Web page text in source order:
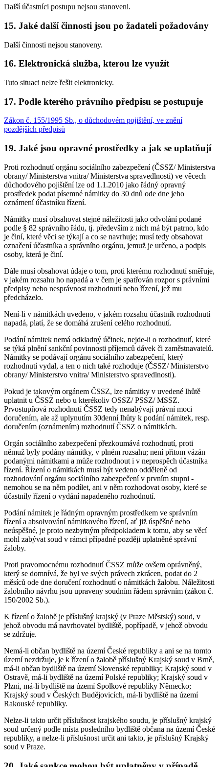
Další účastníci postupu nejsou stanoveni.
15. Jaké další činnosti jsou po žadateli požadovány
Další činnosti nejsou stanoveny.
16. Elektronická služba, kterou lze využít
Tuto situaci nelze řešit elektronicky.
17. Podle kterého právního předpisu se postupuje
Zákon č. 155/1995 Sb., o důchodovém pojištění, ve znění
pozdějších předpisů
19. Jaké jsou opravné prostředky a jak se uplatňují
Proti rozhodnutí orgánu sociálního zabezpečení (ČSSZ/ Ministerstva
obrany/ Ministerstva vnitra/ Ministerstva spravedlnosti) ve věcech
důchodového pojištění lze od 1.1.2010 jako řádný opravný
prostředek podat písemné námitky do 30 dnů ode dne jeho
oznámení účastníku řízení.
Námitky musí obsahovat stejné náležitosti jako odvolání podané
podle § 82 správního řádu, tj. především z nich má být patrno, kdo
je činí, které věci se týkají a co se navrhuje; musí tedy obsahovat
označení účastníka a správního orgánu, jemuž je určeno, a podpis
osoby, která je činí.
Dále musí obsahovat údaje o tom, proti kterému rozhodnutí směřuje,
v jakém rozsahu ho napadá a v čem je spatřován rozpor s právními
předpisy nebo nesprávnost rozhodnutí nebo řízení, jež mu
předcházelo.
Není-li v námitkách uvedeno, v jakém rozsahu účastník rozhodnutí
napadá, platí, že se domáhá zrušení celého rozhodnutí.
Podání námitek nemá odkladný účinek, nejde-li o rozhodnutí, které
se týká plnění sankční povinnosti příjemců dávek či zaměstnavatelů.
Námitky se podávají orgánu sociálního zabezpečení, který
rozhodnutí vydal, a ten o nich také rozhoduje (ČSSZ/ Ministerstvo
obrany/ Ministerstvo vnitra/ Ministerstvo spravedlnosti).
Pokud je takovým orgánem ČSSZ, lze námitky v uvedené lhůtě
uplatnit u ČSSZ nebo u kterékoliv OSSZ/ PSSZ/ MSSZ.
Prvostupňová rozhodnutí ČSSZ tedy nenabývají právní moci
doručením, ale až uplynutím 30denní lhůty k podání námitek, resp.
doručením (oznámením) rozhodnutí ČSSZ o námitkách.
Orgán sociálního zabezpečení přezkoumává rozhodnutí, proti
němuž byly podány námitky, v plném rozsahu; není přitom vázán
podanými námitkami a může rozhodnout i v neprospěch účastníka
řízení. Řízení o námitkách musí být vedeno odděleně od
rozhodování orgánu sociálního zabezpečení v prvním stupni -
nemohou se na něm podílet, ani v něm rozhodovat osoby, které se
účastnily řízení o vydání napadeného rozhodnutí.
Podání námitek je řádným opravným prostředkem ve správním
řízení a absolvování námitkového řízení, ať již úspěšné nebo
neúspěšné, je proto nezbytným předpokladem k tomu, aby se věcí
mohl zabývat soud v rámci případné později uplatněné správní
žaloby.
Proti pravomocnému rozhodnutí ČSSZ může ovšem oprávněný,
který se domnívá, že byl ve svých právech zkrácen, podat do 2
měsíců ode dne doručení rozhodnutí o námitkách žalobu. Náležitosti
žalobního návrhu jsou upraveny soudním řádem správním (zákon č.
150/2002 Sb.).
K řízení o žalobě je příslušný krajský (v Praze Městský) soud, v
jehož obvodu má navrhovatel bydliště, popřípadě, v jehož obvodu
se zdržuje.
Nemá-li občan bydliště na území České republiky a ani se na tomto
území nezdržuje, je k řízení o žalobě příslušný Krajský soud v Brně,
má-li občan bydliště na území Slovenské republiky; Krajský soud v
Ostravě, má-li bydliště na území Polské republiky; Krajský soud v
Plzni, má-li bydliště na území Spolkové republiky Německo;
Krajský soud v Českých Budějovicích, má-li bydliště na území
Rakouské republiky.
Nelze-li takto určit příslušnost krajského soudu, je příslušný krajský
soud určený podle místa posledního bydliště občana na území České
republiky, a nelze-li příslušnost určit ani takto, je příslušný Krajský
soud v Praze.